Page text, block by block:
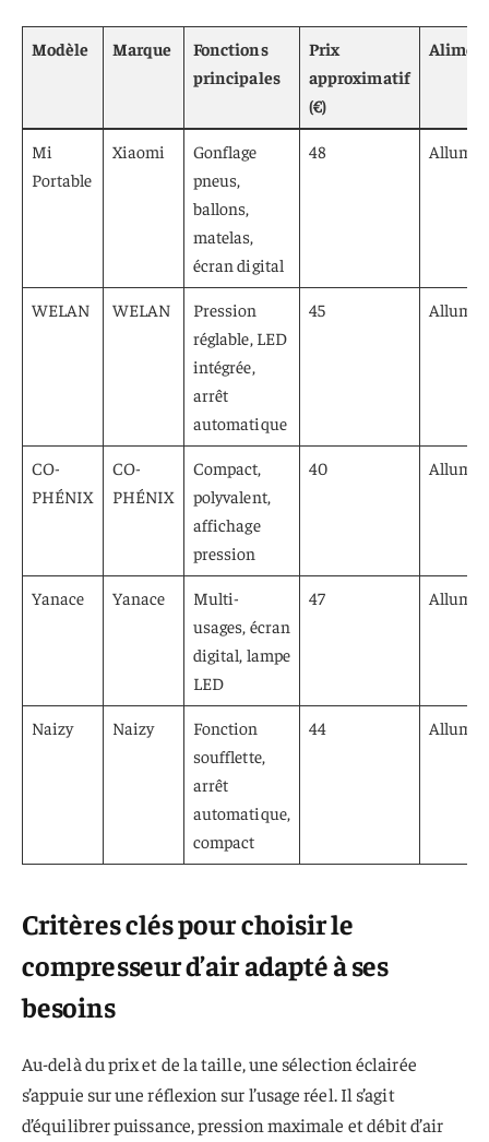
Modèle Marque
Fonctions
principales
Prix
approximatif
(€)
Mi
Portable
Xiaomi
Gonflage
pneus,
ballons,
matelas,
écran digital
48
WELAN WELAN
Pression
réglable, LED
intégrée,
arrêt
automatique
45
CO-
PHÉNIX
CO-
PHÉNIX
Compact,
polyvalent,
affichage
pression
40
Yanace Yanace
Multi-
usages, écran
digital, lampe
LED
47
Naizy Naizy
Fonction
soufflette,
arrêt
automatique,
compact
44
Critères clés pour choisir le
compresseur d’air adapté à ses
besoins
Au-delà du prix et de la taille, une sélection éclairée
s’appuie sur une réflexion sur l’usage réel. Il s’agit
d’équilibrer puissance, pression maximale et débit d’air